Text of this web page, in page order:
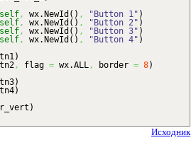
self, wx. NewId ( ) , "Button 1" )
self, wx. NewId ( ) , "Button 2" )
self, wx. NewId ( ) , "Button 3" )
self, wx. NewId ( ) , "Button 4" )
)
, flag = wx.ALL, border = 8)
)
)
)
Исходник